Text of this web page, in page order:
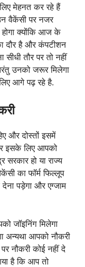
मेहनत कर रहे हैं
वैकेंसी पर नजर
होगा क्योंकि आज के
दौर है और कंपटीशन
तौर पर तो नहीं
उनको जरूर मिलेगा
आगे पढ़ रहे है.
और दोस्तों इसमें
इसके लिए आपको
हो या राज्य
का फॉर्म फिल्लूप
पड़ेगा और एग्जाम
जॉइनिंग मिलेगा
अन्यथा आपको नौकरी
नौकरी कोई नहीं दे
है कि आप तो